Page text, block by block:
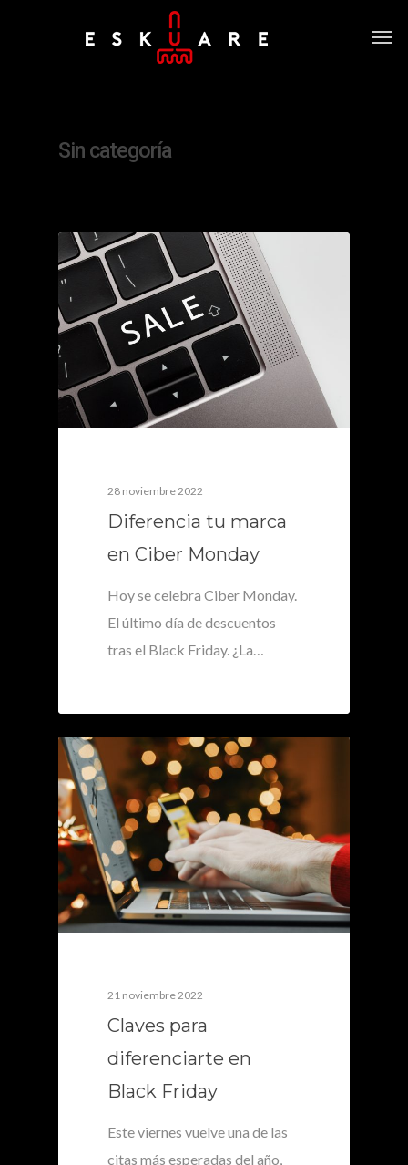
Sin categoría
28 noviembre 2022
Diferencia tu marca
en Ciber Monday
Hoy se celebra Ciber Monday.
El último día de descuentos
tras el Black Friday. ¿La…
21 noviembre 2022
Claves para
diferenciarte en
Black Friday
Este viernes vuelve una de las
citas más esperadas del año,
0